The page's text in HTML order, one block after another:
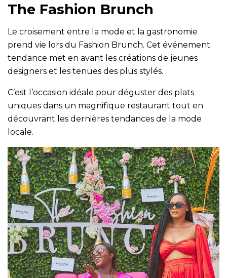
The Fashion Brunch
Le croisement entre la mode et la gastronomie
prend vie lors du Fashion Brunch. Cet événement
tendance met en avant les créations de jeunes
designers et les tenues des plus stylés.
C’est l’occasion idéale pour déguster des plats
uniques dans un magnifique restaurant tout en
découvrant les dernières tendances de la mode
locale.